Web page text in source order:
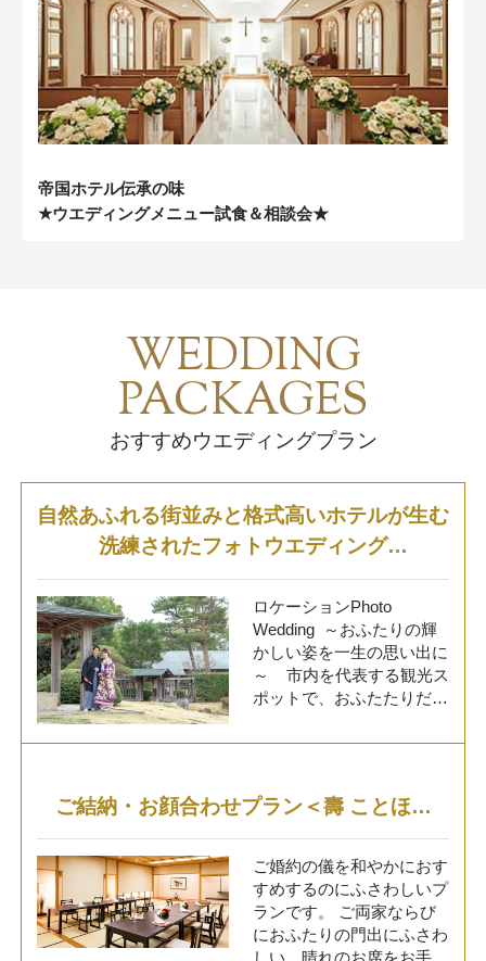
帝国ホテル伝承の味
★ウエディングメニュー試食＆相談会★
WEDDING
PACKAGES
おすすめウエディングプラン
自然あふれる街並みと格式高いホテルが生む
洗練されたフォトウエディング
ロケーションPhoto Wedding
ロケーションPhoto
Wedding ～おふたりの輝
かしい姿を一生の思い出に
～ 市内を代表する観光ス
ポットで、おふたたりだけ
『ロケーションPhoto
ーションフォトに必要なア
イテムが含まれておりま
す。 詳しい内容・空き状
況などにつきましては、お
気軽にお問合せください。
【実施期間】 2027年3月
31日(水)まで 【内 容】
ご結納・お顔合わせプラン＜壽 ことほぎ
＞
ご婚約の儀を和やかにおす
すめするのにふさわしいプ
ランです。 ご両家ならび
におふたりの門出にふさわ